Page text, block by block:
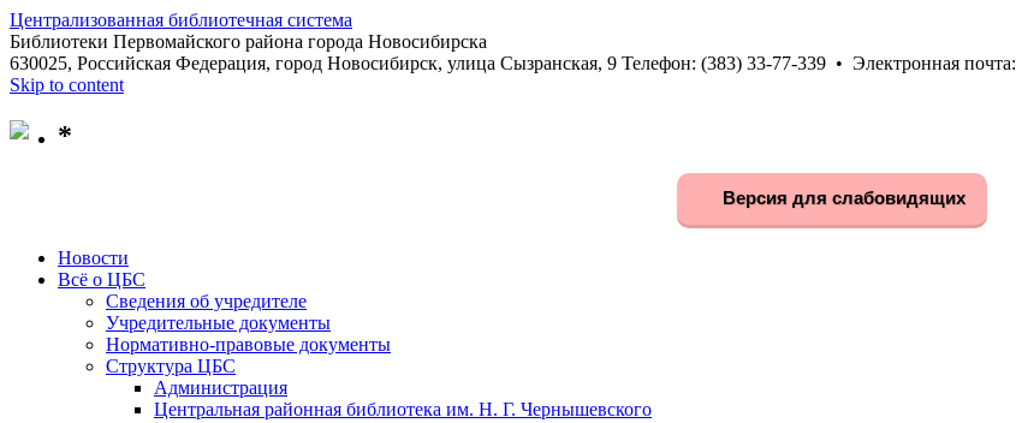
Централизованная библиотечная система
Библиотеки Первомайского района города Новосибирска
630025, Российская Федерация, город Новосибирск, улица Сызранская, 9 Телефон: (383) 33-77-339 • Электронная почта:
Skip to content
*
Версия для слабовидящих
Новости
Всё о ЦБС
Сведения об учредителе
Учредительные документы
Нормативно-правовые документы
Структура ЦБС
Администрация
Центральная районная библиотека им. Н. Г. Чернышевского